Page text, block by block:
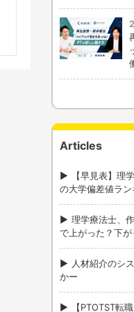
Articles
【早見表】理
の大学偏差値ラン
理学療法士、
で上がった？下が
人材紹介のシ
かー
【PTOTST転